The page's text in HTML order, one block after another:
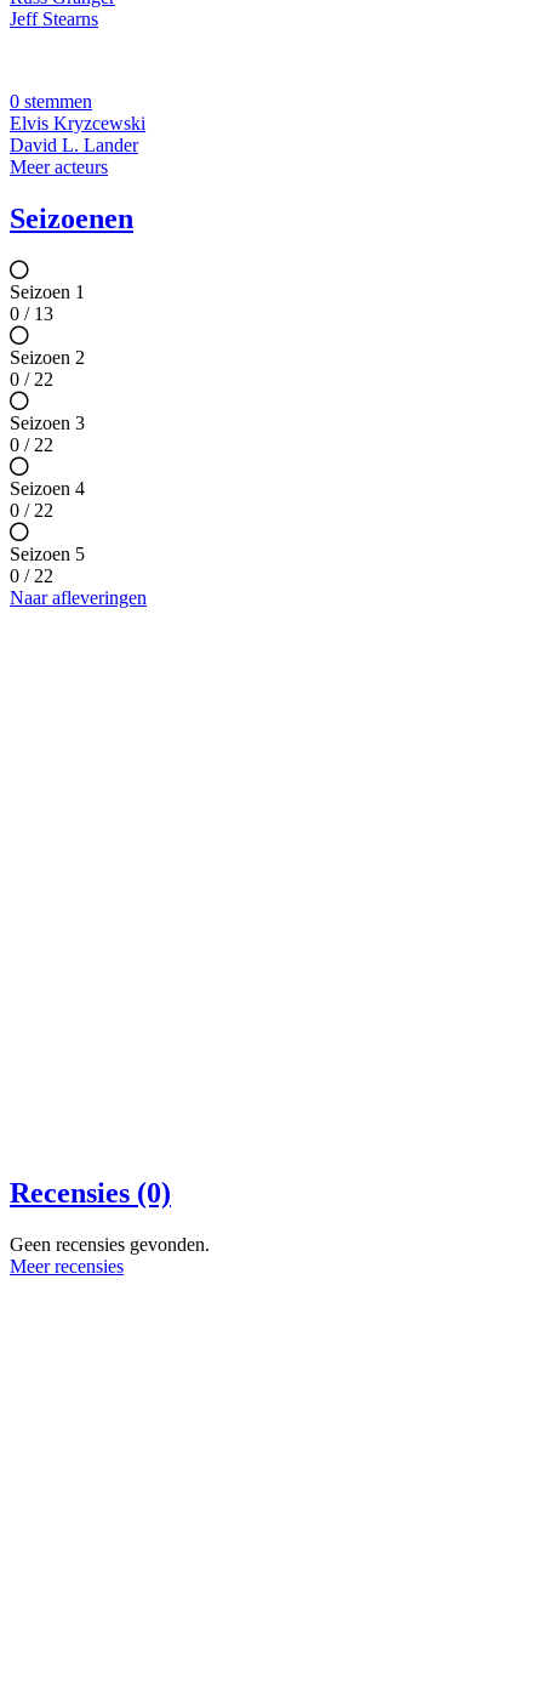
Jeff Stearns
0 stemmen
Elvis Kryzcewski
David L. Lander
Meer acteurs
Seizoenen
Seizoen 1
0 / 13
Seizoen 2
0 / 22
Seizoen 3
0 / 22
Seizoen 4
0 / 22
Seizoen 5
0 / 22
Naar afleveringen
Recensies (0)
Geen recensies gevonden.
Meer recensies